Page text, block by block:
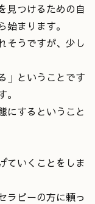
見つけるための自
まります。
そうですが、少し
」ということです
にするということ
ていくことをしま
ラピーの方に頼っ